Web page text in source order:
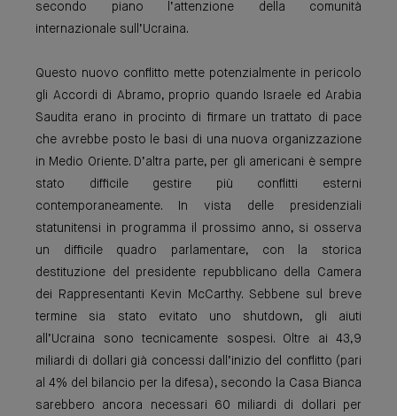
secondo piano l’attenzione della comunità
internazionale sull’Ucraina.
Questo nuovo conflitto mette potenzialmente in pericolo
gli Accordi di Abramo, proprio quando Israele ed Arabia
Saudita erano in procinto di firmare un trattato di pace
che avrebbe posto le basi di una nuova organizzazione
in Medio Oriente. D’altra parte, per gli americani è sempre
stato difficile gestire più conflitti esterni
contemporaneamente. In vista delle presidenziali
statunitensi in programma il prossimo anno, si osserva
un difficile quadro parlamentare, con la storica
destituzione del presidente repubblicano della Camera
dei Rappresentanti Kevin McCarthy. Sebbene sul breve
termine sia stato evitato uno shutdown, gli aiuti
all’Ucraina sono tecnicamente sospesi. Oltre ai 43,9
miliardi di dollari già concessi dall’inizio del conflitto (pari
al 4% del bilancio per la difesa), secondo la Casa Bianca
sarebbero ancora necessari 60 miliardi di dollari per